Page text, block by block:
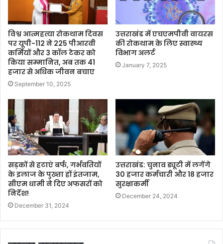
विश्व आत्महत्या रोकथाम दिवस
पर यूपी-112 ने 225 पीआरवी
कर्मियों और 3 कॉल टेकर को
किया सम्मानित, अब तक 41
हजार से अधिक जीवन बचाए
September 10, 2025
उत्तराखंड में एचएमपीवी वायरस
की रोकथाम के लिए स्वास्थ्य
विभाग अलर्ट
January 7, 2025
सड़कों से हटाएं बर्फ, गर्भवतियों
के इलाज के पुख्ता हों इंतजाम,
सीएम धामी ने दिए अफसरों को
निर्देश!
December 31, 2024
उत्तराखंड: चुनाव ड्यूटी में लगेंगे
30 हजार कर्मचारी और 18 हजार
सुरक्षाकर्मी
December 24, 2024